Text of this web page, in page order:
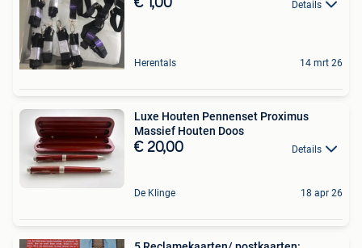
€ 1,00 Details
Herentals 14 mrt 26
Luxe Houten Pennenset Proximus
Massief Houten Doos
€ 20,00 Details
De Klinge 18 apr 26